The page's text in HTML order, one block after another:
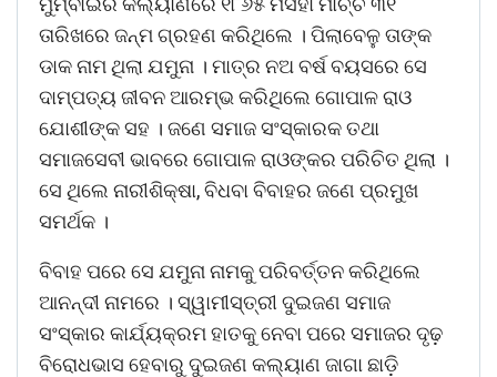
ତାରିଖରେ ଜନ୍ମ ଗ୍ରହଣ କରିଥିଲେ । ପିଲାବେଳୁ ତାଙ୍କ
ଡାକ ନାମ ଥିଲା ଯମୁନା । ମାତ୍ର ନଅ ବର୍ଷ ବୟସରେ ସେ
ଦାମ୍ପତ୍ୟ ଜୀବନ ଆରମ୍ଭ କରିଥିଲେ ଗୋପାଳ ରାଓ
ଯୋଶୀଙ୍କ ସହ । ଜଣେ ସମାଜ ସଂସ୍କାରକ ତଥା
ସମାଜସେବୀ ଭାବରେ ଗୋପାଳ ରାଓଙ୍କର ପରିଚିତ ଥିଲା ।
ସେ ଥିଲେ ନାରୀଶିକ୍ଷା, ବିଧବା ବିବାହର ଜଣେ ପ୍ରମୁଖ
ସମର୍ଥକ ।
ବିବାହ ପରେ ସେ ଯମୁନା ନାମକୁ ପରିବର୍ତ୍ତନ କରିଥିଲେ
ଆନନ୍ଦୀ ନାମରେ । ସ୍ୱାମୀସ୍ତ୍ରୀ ଦୁଇଜଣ ସମାଜ
ସଂସ୍କାର କାର୍ଯ୍ୟକ୍ରମ ହାତକୁ ନେବା ପରେ ସମାଜର ଦୃଢ଼
ବିରୋଧଭାସ ହେବାରୁ ଦୁଇଜଣ କଲ୍ୟାଣ ଜାଗା ଛାଡ଼ି